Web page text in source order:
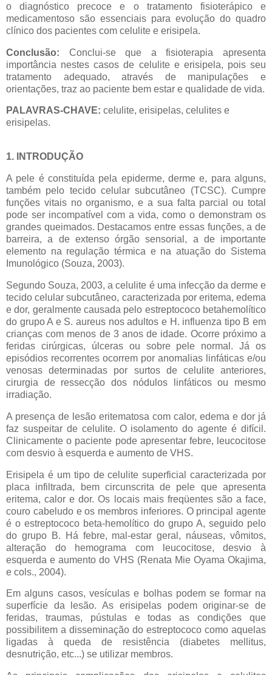
o diagnóstico precoce e o tratamento fisioterápico e
medicamentoso são essenciais para evolução do quadro
clínico dos pacientes com celulite e erisipela.
Conclusão: Conclui-se que a fisioterapia apresenta
importância nestes casos de celulite e erisipela, pois seu
tratamento adequado, através de manipulações e
orientações, traz ao paciente bem estar e qualidade de vida.
PALAVRAS-CHAVE: celulite, erisipelas, celulites e
erisipelas.
1. INTRODUÇÃO
A pele é constituída pela epiderme, derme e, para alguns,
também pelo tecido celular subcutâneo (TCSC). Cumpre
funções vitais no organismo, e a sua falta parcial ou total
pode ser incompatível com a vida, como o demonstram os
grandes queimados. Destacamos entre essas funções, a de
barreira, a de extenso órgão sensorial, a de importante
elemento na regulação térmica e na atuação do Sistema
Imunológico (Souza, 2003).
Segundo Souza, 2003, a celulite é uma infecção da derme e
tecido celular subcutâneo, caracterizada por eritema, edema
e dor, geralmente causada pelo estreptococo betahemolítico
do grupo A e S. aureus nos adultos e H. influenza tipo B em
crianças com menos de 3 anos de idade. Ocorre próximo a
feridas cirúrgicas, úlceras ou sobre pele normal. Já os
episódios recorrentes ocorrem por anomalias linfáticas e/ou
venosas determinadas por surtos de celulite anteriores,
cirurgia de ressecção dos nódulos linfáticos ou mesmo
irradiação.
A presença de lesão eritematosa com calor, edema e dor já
faz suspeitar de celulite. O isolamento do agente é difícil.
Clinicamente o paciente pode apresentar febre, leucocitose
com desvio à esquerda e aumento de VHS.
Erisipela é um tipo de celulite superficial caracterizada por
placa infiltrada, bem circunscrita de pele que apresenta
eritema, calor e dor. Os locais mais freqüentes são a face,
couro cabeludo e os membros inferiores. O principal agente
é o estreptococo beta-hemolítico do grupo A, seguido pelo
do grupo B. Há febre, mal-estar geral, náuseas, vômitos,
alteração do hemograma com leucocitose, desvio à
esquerda e aumento do VHS (Renata Mie Oyama Okajima,
e cols., 2004).
Em alguns casos, vesículas e bolhas podem se formar na
superfície da lesão. As erisipelas podem originar-se de
feridas, traumas, pústulas e todas as condições que
possibilitem a disseminação do estreptococo como aquelas
ligadas à queda de resistência (diabetes mellitus,
desnutrição, etc...) se utilizar membros.